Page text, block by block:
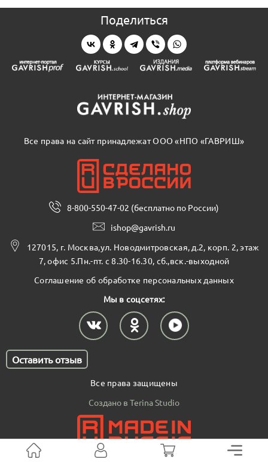
В корзину
Поделиться
Все права на сайт принадлежат ООО «НПО «ГАВРИШ»
8-800-550-47-02 (бесплатно по России)
ishop@gavrish.ru
127015, г. Москва,ул. Новодмитровская, д.2, корп. 2, этаж
7, офис 5.Пн.-пт. с 8.30-16.30, сб.,вск.-выходной
Соглашение об обработке персональных данных
Мы в соцсетях:
Оставить отзыв
Все права защищены
Создано в Terina Studio